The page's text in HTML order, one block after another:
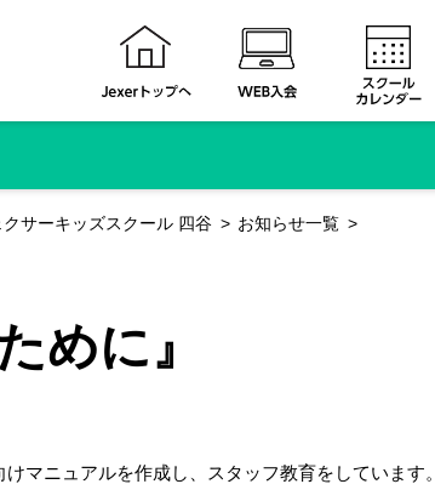
クサーキッズスクール 四谷
お知らせ一覧
めに』
マニュアルを作成し、スタッフ教育をしています。